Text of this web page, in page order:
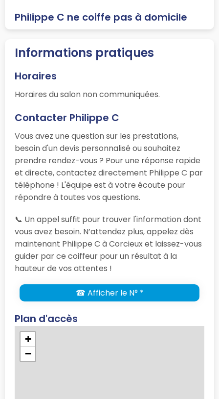
Philippe C ne coiffe pas à domicile
Informations pratiques
Horaires
Horaires du salon non communiquées.
Contacter Philippe C
Vous avez une question sur les prestations,
besoin d'un devis personnalisé ou souhaitez
prendre rendez-vous ? Pour une réponse rapide
et directe, contactez directement Philippe C par
téléphone ! L'équipe est à votre écoute pour
répondre à toutes vos questions.
📞 Un appel suffit pour trouver l'information dont
vous avez besoin. N’attendez plus, appelez dès
maintenant Philippe C à Corcieux et laissez-vous
guider par ce coiffeur pour un résultat à la
hauteur de vos attentes !
☎ Afficher le N° *
Plan d'accès
+
−